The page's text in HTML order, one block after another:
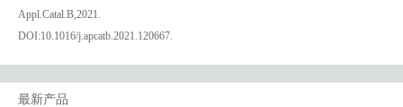
Appl.Catal.B,2021.
DOI:10.1016/j.apcatb.2021.120667.
最新产品